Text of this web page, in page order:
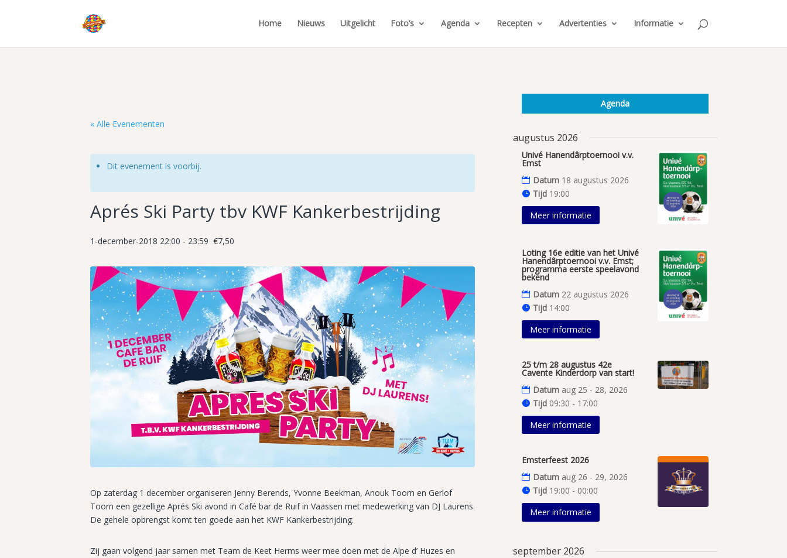
Home Nieuws Uitgelicht Foto’s Agenda Recepten Advertenties Informatie
« Alle Evenementen
Dit evenement is voorbij.
Aprés Ski Party tbv KWF Kankerbestrijding
1-december-2018 22:00 - 23:59 €7,50
Op zaterdag 1 december organiseren Jenny Berends, Yvonne Beekman, Anouk Toorn en Gerlof
Toorn een gezellige Aprés Ski avond in Café bar de Ruif in Vaassen met medewerking van DJ Laurens.
De gehele opbrengst komt ten goede aan het KWF Kankerbestrijding.
Zij gaan volgend jaar samen met Team de Keet Herms weer mee doen met de Alpe d’ Huzes en
Agenda
augustus 2026
Univé Hanendârptoernooi v.v.
Emst
Datum 18 augustus 2026
Tijd 19:00
Meer informatie
Loting 16e editie van het Univé
Hanendârptoernooi v.v. Emst;
programma eerste speelavond
bekend
Datum 22 augustus 2026
Tijd 14:00
Meer informatie
25 t/m 28 augustus 42e
Cavente Kinderdorp van start!
Datum aug 25 - 28, 2026
Tijd 09:30 - 17:00
Meer informatie
Emsterfeest 2026
Datum aug 26 - 29, 2026
Tijd 19:00 - 00:00
Meer informatie
september 2026